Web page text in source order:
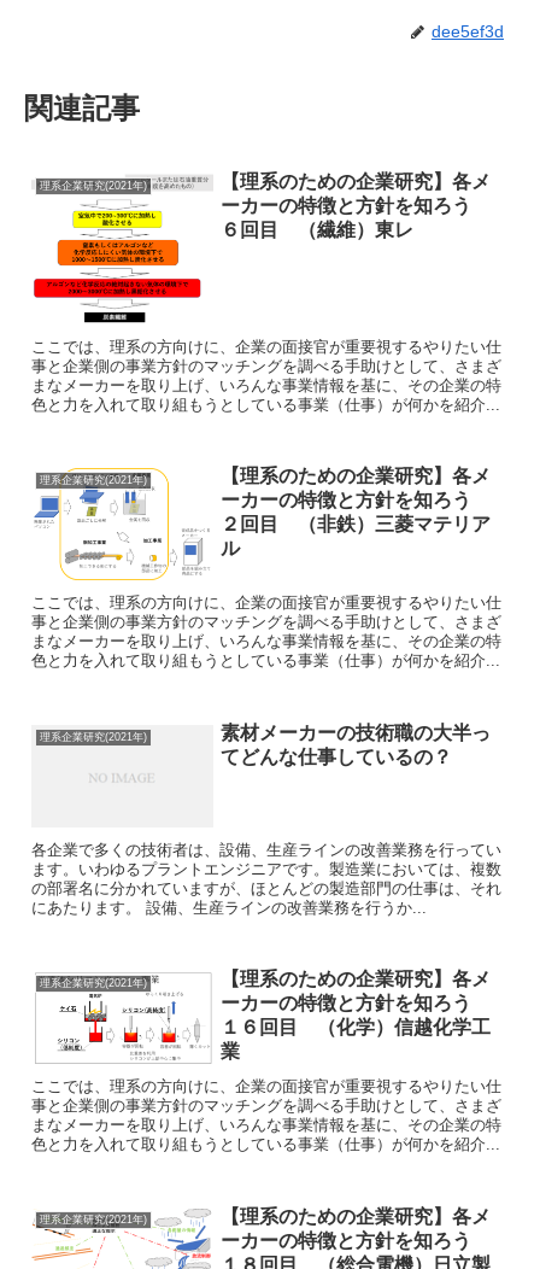
dee5ef3d
関連記事
理系企業研究(2021年)
【理系のための企業研究】各メ
ーカーの特徴と方針を知ろう
６回目 （繊維）東レ
ここでは、理系の方向けに、企業の面接官が重要視するやりたい仕
事と企業側の事業方針のマッチングを調べる手助けとして、さまざ
まなメーカーを取り上げ、いろんな事業情報を基に、その企業の特
色と力を入れて取り組もうとしている事業（仕事）が何かを紹介...
理系企業研究(2021年)
【理系のための企業研究】各メ
ーカーの特徴と方針を知ろう
２回目 （非鉄）三菱マテリア
ル
ここでは、理系の方向けに、企業の面接官が重要視するやりたい仕
事と企業側の事業方針のマッチングを調べる手助けとして、さまざ
まなメーカーを取り上げ、いろんな事業情報を基に、その企業の特
色と力を入れて取り組もうとしている事業（仕事）が何かを紹介...
理系企業研究(2021年)
素材メーカーの技術職の大半っ
てどんな仕事しているの？
各企業で多くの技術者は、設備、生産ラインの改善業務を行ってい
ます。いわゆるプラントエンジニアです。製造業においては、複数
の部署名に分かれていますが、ほとんどの製造部門の仕事は、それ
にあたります。 設備、生産ラインの改善業務を行うか...
理系企業研究(2021年)
【理系のための企業研究】各メ
ーカーの特徴と方針を知ろう
１６回目 （化学）信越化学工
業
ここでは、理系の方向けに、企業の面接官が重要視するやりたい仕
事と企業側の事業方針のマッチングを調べる手助けとして、さまざ
まなメーカーを取り上げ、いろんな事業情報を基に、その企業の特
色と力を入れて取り組もうとしている事業（仕事）が何かを紹介...
理系企業研究(2021年)
【理系のための企業研究】各メ
ーカーの特徴と方針を知ろう
１８回目 （総合電機）日立製